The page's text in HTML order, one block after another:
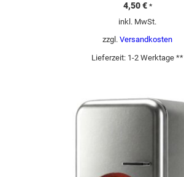
4,50€ *
inkl. MwSt.
zzgl. Versandkosten
Lieferzeit: 1-2 Werktage **